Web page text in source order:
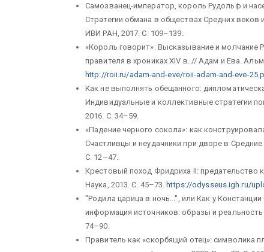
Самозванец-император, король Рудольф и
Стратегии обмана в обществах Средних
ИВИ РАН, 2017. С. 109–139.
«Король говорит»: Высказывание и молчание
правителя в хрониках XIV в. // Адам и Ева.
http://roii.ru/adam-and-eve/roii-adam-and-eve-
Как не выполнять обещанного:
Индивидуальные и коллективные стратегии
2016. С. 34–59.
«Падение черного сокола»: как
Счастливцы и неудачники при дворе в
С. 12–47.
Крестовый поход Фридриха II: предательство
Наука, 2013. С. 45–73.https://odysseus.igh.ru/
"Родила царица в ночь...", или Как у
информация источников: образы и
74–90.
Правитель как «скорбящий отец»: символика